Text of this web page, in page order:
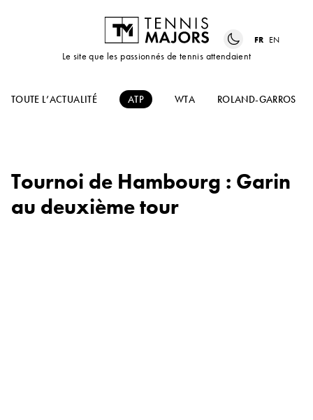
Le site que les passionnés de tennis attendaient
FR EN
TOUTE L’ACTUALITÉ ATP WTA ROLAND-GARROS
Tournoi de Hambourg : Garin
au deuxième tour